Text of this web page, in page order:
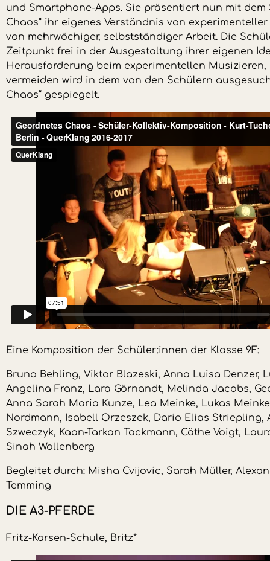
und Smartphone-Apps. Sie präsentiert nun mit dem
Chaos“ ihr eigenes Verständnis von
von mehrwöchiger, selbstständiger Arbeit. Die
Zeitpunkt frei in der Ausgestaltung ihrer eigenen
Herausforderung beim experimentellen Musizieren,
vermeiden wird in dem von den Schülern
Chaos“ gespiegelt.
Eine Komposition der Schüler:innen der Klasse 9F:
Bruno Behling, Viktor Blazeski, Anna Luisa Denzer,
Angelina Franz, Lara Görnandt, Melinda Jacobs,
Anna Sarah Maria Kunze, Lea Meinke, Lukas
Nordmann, Isabell Orzeszek, Dario Elias Striepling,
Szweczyk, Kaan-Tarkan Tackmann, Cäthe Voigt,
Sinah Wollenberg
Begleitet durch: Misha Cvijovic, Sarah Müller,
Temming
DIE A3-PFERDE
Fritz-Karsen-Schule, Britz*